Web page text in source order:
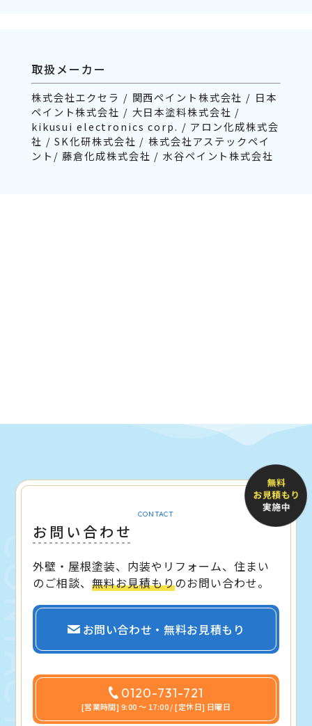
取扱メーカー
株式会社エクセラ / 関西ペイント株式会社 / 日本
ペイント株式会社 / 大日本塗料株式会社 /
kikusui electronics corp. / アロン化成株式会
社 / SK化研株式会社 / 株式会社アステックペイ
ント/ 藤倉化成株式会社 / 水谷ペイント株式会社
CONTACT
お問い合わせ
外壁・屋根塗装、内装やリフォーム、住まい
のご相談、無料お見積もりのお問い合わせ。
お問い合わせ・無料お見積もり
0120-731-721
[営業時間] 9:00 〜 17:00 / [定休日] 日曜日